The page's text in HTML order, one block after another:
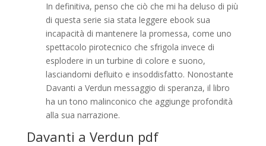
In definitiva, penso che ciò che mi ha deluso di più
di questa serie sia stata leggere ebook sua
incapacità di mantenere la promessa, come uno
spettacolo pirotecnico che sfrigola invece di
esplodere in un turbine di colore e suono,
lasciandomi defluito e insoddisfatto. Nonostante
Davanti a Verdun messaggio di speranza, il libro
ha un tono malinconico che aggiunge profondità
alla sua narrazione.
Davanti a Verdun pdf